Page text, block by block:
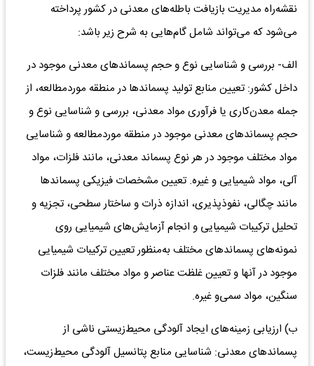
نقشه‌راه‌ مدیریت‌ بازیافت‌ باطله‌های‌ معدنی‌ در کشور پرداخته‌
می‌شود که‌ می‌تواند شامل‌ گام‌هایی به‌ شرح‌ زیر باشد:
الف‌- بررسی‌ و شناسایی‌ نوع‌ و حجم‌ پسماندهای‌ معدنی‌ موجود در
داخل‌ کشور: تعیین‌ منابع‌ تولید پسماندها در منطقه‌ مورد‌مطالعه‌، از
جمله‌ معدن‌کاری‌ یا فرآوری مواد معدنی، بررسی و شناسایی‌ نوع‌ و
حجم‌ پسماندهای‌ معدنی‌ موجود در منطقه‌ موردمطالعه‌ و شناسایی‌
مواد مختلف‌ موجود در هر نوع‌ پسماند معدنی‌، مانند فلزات‌، مواد
آلی‌، مواد شیمیایی‌ و غیره. تعیین‌ مشخصات‌ فیزیکی‌ پسماندها
مانند چگالی‌، نفوذپذیری‌، اندازه‌ ذرات‌ و ساختار سطحی‌، تجزیه‌ و
تحلیل‌ ترکیبات‌ شیمیایی‌ و انجام‌ آزمایش‌های‌ شیمیایی‌ روی‌
نمونه‌های‌ پسماندهای‌ مختلف‌ به‌منظور تعیین‌ ترکیبات‌ شیمیایی‌
موجود در آنها و تعیین‌ غلظت‌ عناصر و مواد مختلف‌ مانند فلزات‌
سنگین‌، مواد سمی‌و غیره‌.
ب) ارزیابی‌ زمینه‌های‌ ایجاد آلودگی‌ محیط‌زیستی‌ ناشی‌ از
پسماندهای‌ معدنی‌: شناسایی‌ منابع‌ پتانسیل‌ آلودگی‌ محیط‌زیست‌،